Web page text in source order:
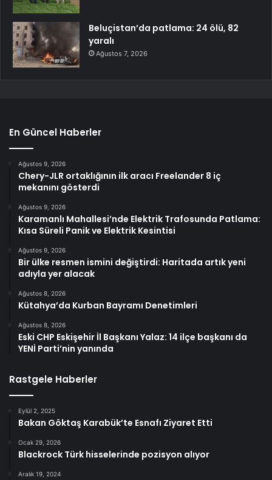
Beluçistan’da patlama: 24 ölü, 82
yaralı
Ağustos 7, 2026
En Güncel Haberler
Ağustos 9, 2026
Chery-JLR ortaklığının ilk aracı Freelander 8 iç
mekanını gösterdi
Ağustos 9, 2026
Karamanlı Mahallesi’nde Elektrik Trafosunda Patlama:
Kısa Süreli Panik ve Elektrik Kesintisi
Ağustos 9, 2026
Bir ülke resmen ismini değiştirdi: Haritada artık yeni
adıyla yer alacak
Ağustos 8, 2026
Kütahya’da Kurban Bayramı Denetimleri
Ağustos 8, 2026
Eski CHP Eskişehir İl Başkanı Yalaz: 14 ilçe başkanı da
YENİ Parti’nin yanında
Rastgele Haberler
Eylül 2, 2025
Bakan Göktaş Karabük’te Esnafı Ziyaret Etti
Ocak 29, 2026
Blackrock Türk hisselerinde pozisyon alıyor
Aralık 19, 2024